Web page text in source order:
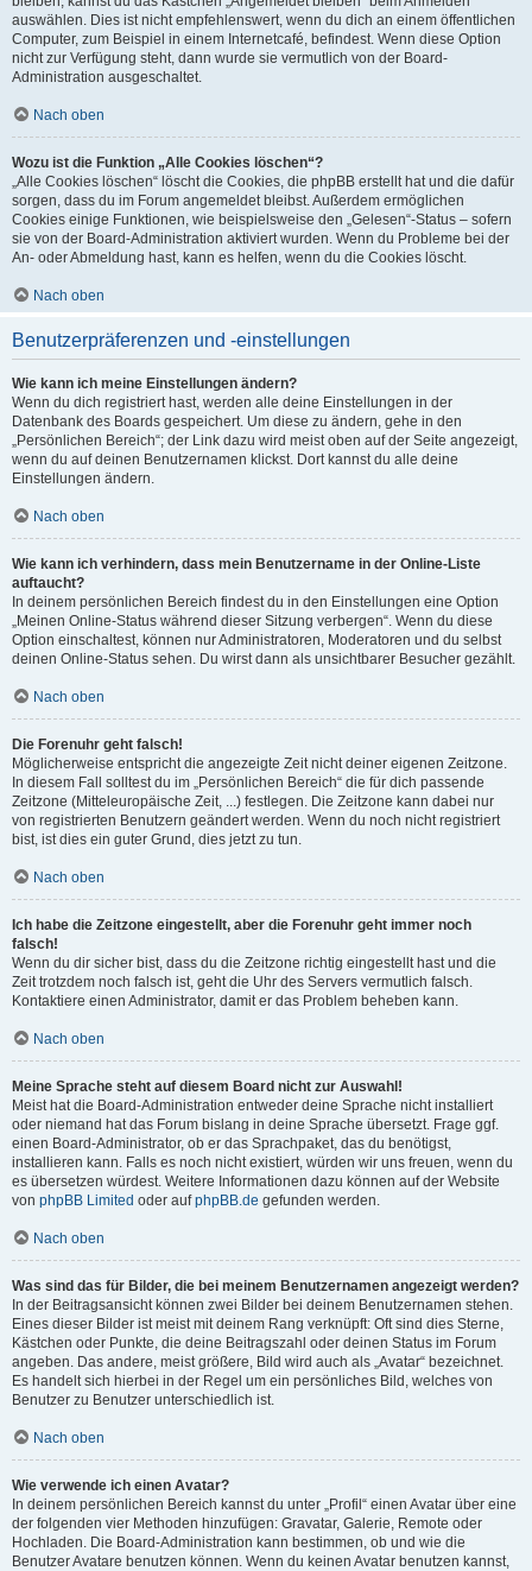
auswählen. Dies ist nicht empfehlenswert, wenn du dich an einem öffentlichen
Computer, zum Beispiel in einem Internetcafé, befindest. Wenn diese Option
nicht zur Verfügung steht, dann wurde sie vermutlich von der Board-
Administration ausgeschaltet.
Nach oben
Wozu ist die Funktion „Alle Cookies löschen“?
„Alle Cookies löschen“ löscht die Cookies, die phpBB erstellt hat und die dafür
sorgen, dass du im Forum angemeldet bleibst. Außerdem ermöglichen
Cookies einige Funktionen, wie beispielsweise den „Gelesen“-Status – sofern
sie von der Board-Administration aktiviert wurden. Wenn du Probleme bei der
An- oder Abmeldung hast, kann es helfen, wenn du die Cookies löscht.
Nach oben
Benutzerpräferenzen und -einstellungen
Wie kann ich meine Einstellungen ändern?
Wenn du dich registriert hast, werden alle deine Einstellungen in der
Datenbank des Boards gespeichert. Um diese zu ändern, gehe in den
„Persönlichen Bereich“; der Link dazu wird meist oben auf der Seite angezeigt,
wenn du auf deinen Benutzernamen klickst. Dort kannst du alle deine
Einstellungen ändern.
Nach oben
Wie kann ich verhindern, dass mein Benutzername in der Online-Liste
auftaucht?
In deinem persönlichen Bereich findest du in den Einstellungen eine Option
„Meinen Online-Status während dieser Sitzung verbergen“. Wenn du diese
Option einschaltest, können nur Administratoren, Moderatoren und du selbst
deinen Online-Status sehen. Du wirst dann als unsichtbarer Besucher gezählt.
Nach oben
Die Forenuhr geht falsch!
Möglicherweise entspricht die angezeigte Zeit nicht deiner eigenen Zeitzone.
In diesem Fall solltest du im „Persönlichen Bereich“ die für dich passende
Zeitzone (Mitteleuropäische Zeit, ...) festlegen. Die Zeitzone kann dabei nur
von registrierten Benutzern geändert werden. Wenn du noch nicht registriert
bist, ist dies ein guter Grund, dies jetzt zu tun.
Nach oben
Ich habe die Zeitzone eingestellt, aber die Forenuhr geht immer noch
falsch!
Wenn du dir sicher bist, dass du die Zeitzone richtig eingestellt hast und die
Zeit trotzdem noch falsch ist, geht die Uhr des Servers vermutlich falsch.
Kontaktiere einen Administrator, damit er das Problem beheben kann.
Nach oben
Meine Sprache steht auf diesem Board nicht zur Auswahl!
Meist hat die Board-Administration entweder deine Sprache nicht installiert
oder niemand hat das Forum bislang in deine Sprache übersetzt. Frage ggf.
einen Board-Administrator, ob er das Sprachpaket, das du benötigst,
installieren kann. Falls es noch nicht existiert, würden wir uns freuen, wenn du
es übersetzen würdest. Weitere Informationen dazu können auf der Website
von phpBB Limited oder aufphpBB.de gefunden werden.
Nach oben
Was sind das für Bilder, die bei meinem Benutzernamen angezeigt werden?
In der Beitragsansicht können zwei Bilder bei deinem Benutzernamen stehen.
Eines dieser Bilder ist meist mit deinem Rang verknüpft: Oft sind dies Sterne,
Kästchen oder Punkte, die deine Beitragszahl oder deinen Status im Forum
angeben. Das andere, meist größere, Bild wird auch als „Avatar“ bezeichnet.
Es handelt sich hierbei in der Regel um ein persönliches Bild, welches von
Benutzer zu Benutzer unterschiedlich ist.
Nach oben
Wie verwende ich einen Avatar?
In deinem persönlichen Bereich kannst du unter „Profil“ einen Avatar über eine
der folgenden vier Methoden hinzufügen: Gravatar, Galerie, Remote oder
Hochladen. Die Board-Administration kann bestimmen, ob und wie die
Benutzer Avatare benutzen können. Wenn du keinen Avatar benutzen kannst,